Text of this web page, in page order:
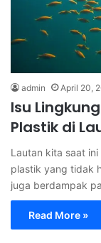
admin April 20,
Isu
Plastik di
Lautan kita saat
plastik yang tidak
juga berdampak
Read More »